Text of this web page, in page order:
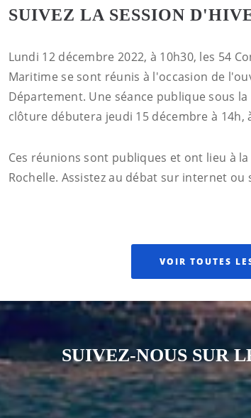
SUIVEZ LA SESSION
Lundi 12 décembre 2022, à 10h30, les 54
Maritime se sont réunis à l'occasion de
Département. Une séance publique sous
clôture débutera jeudi 15 décembre à 14h,
Ces réunions sont publiques et ont lieu à
Rochelle. Assistez au débat sur internet ou
VOIR TOUTES
SUIVEZ-NOUS SUR
Notre page